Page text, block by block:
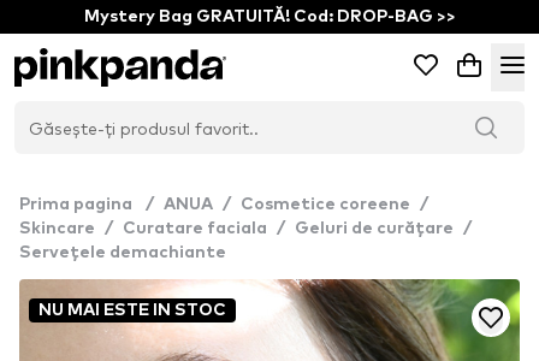
Mystery Bag GRATUITĂ! Cod: DROP-BAG >>
Prima pagina / ANUA / Cosmetice coreene
/
Skincare
/ Curatare faciala / Geluri de curățare
/
Servețele demachiante
NU MAI ESTE IN STOC